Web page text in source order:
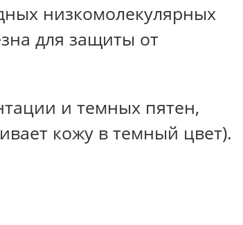
низкомолекулярных
для защиты от
и темных пятен,
кожу в темный цвет).